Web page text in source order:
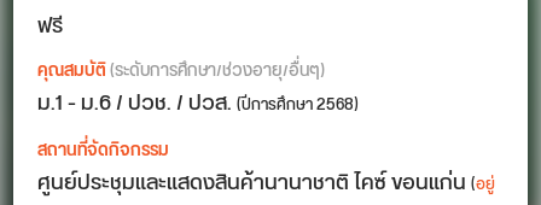
ฟรี
คุณสมบัติ(ระดับการศึกษา/ช่วงอายุ/อื่นๆ)
ม.1 - ม.6 / ปวช. / ปวส.(ปีการศึกษา 2568)
สถานที่จัดกิจกรรม
ศูนย์ประชุมและแสดงสินค้านานาชาติ ไคซ์ ขอนแก่น(อยู่